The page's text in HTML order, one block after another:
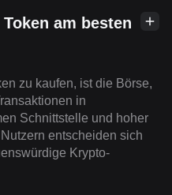
am besten
zu kaufen, ist die Börse,
in
Schnittstelle und hoher
entscheiden sich
Krypto-